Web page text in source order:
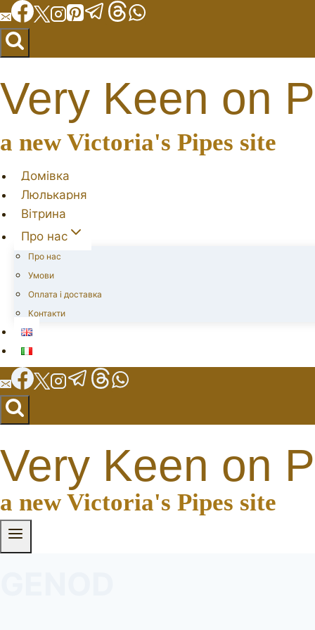
Перейти
до
вмісту
Very Keen on
a new Victoria's Pipes site
Домівка
Люлькарня
Вітрина
Про нас
Про нас
Умови
Оплата і доставка
Контакти
Very Keen on
a new Victoria's Pipes site